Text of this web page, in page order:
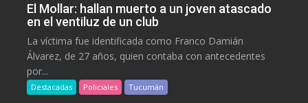
El Mollar: hallan muerto a un joven atascado
en el ventiluz de un club
La víctima fue identificada como Franco Damián
Álvarez, de 27 años, quien contaba con antecedentes
por...
Destacadas Policiales Tucumán